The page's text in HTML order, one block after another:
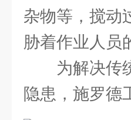
杂物等，搅动
胁着作业人员
为解决传
隐患，施罗德